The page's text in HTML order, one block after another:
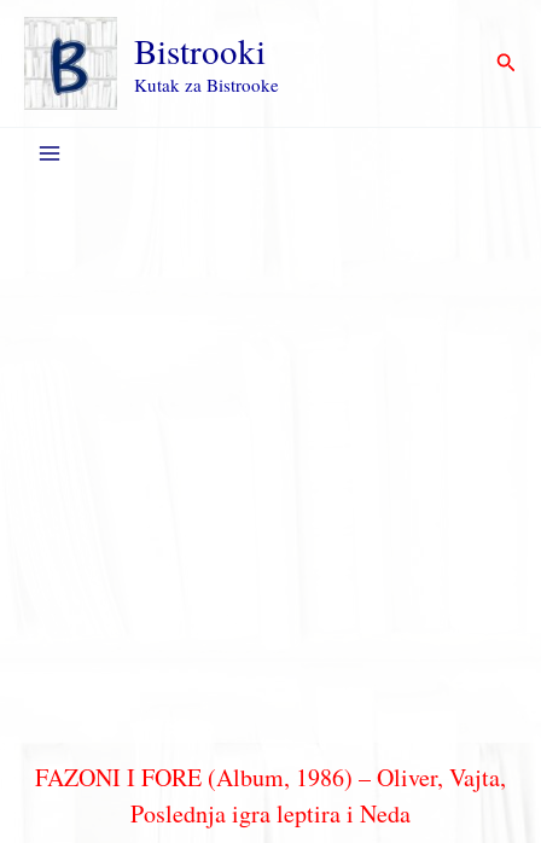
Пређи
садржај
Bistrooki
Kutak za Bistrooke
FAZONI I FORE (Album, 1986) – Oliver, Vajta,
Poslednja igra leptira i Neda